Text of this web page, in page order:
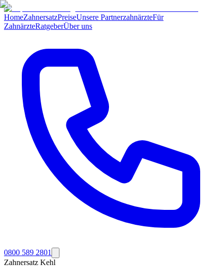
HomeZahnersatzPreiseUnsere PartnerzahnärzteFür
ZahnärzteRatgeberÜber uns
0800 589 2801
Zahnersatz Kehl